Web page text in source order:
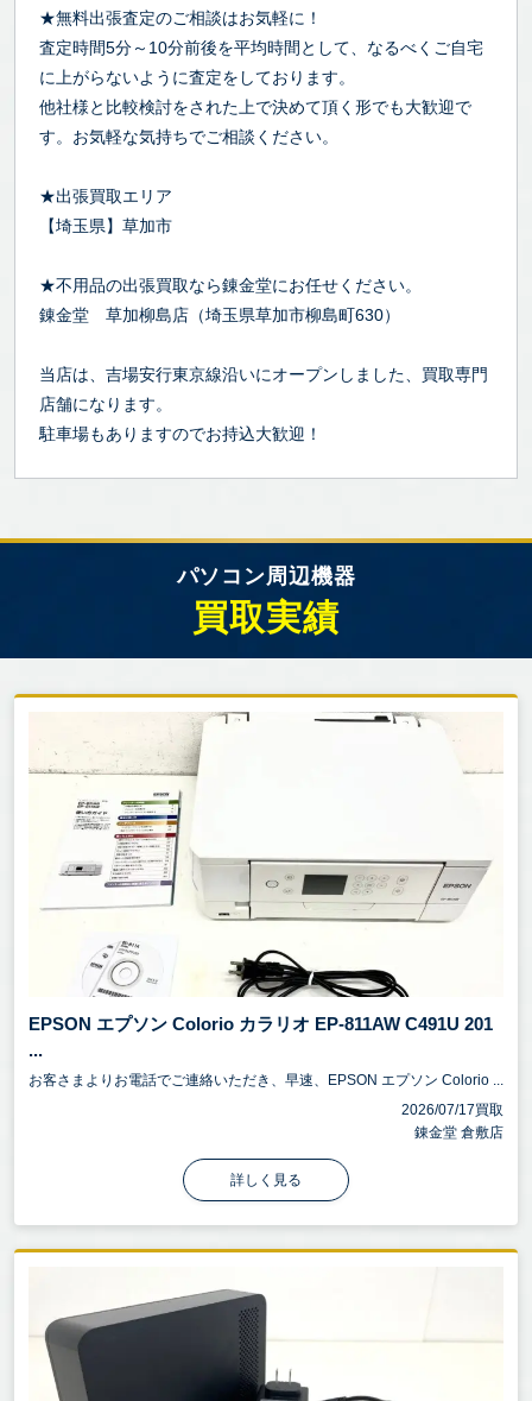
★無料出張査定のご相談はお気軽に！
査定時間5分～10分前後を平均時間として、なるべくご自宅
に上がらないように査定をしております。
他社様と比較検討をされた上で決めて頂く形でも大歓迎で
す。お気軽な気持ちでご相談ください。
★出張買取エリア
【埼玉県】草加市
★不用品の出張買取なら錬金堂にお任せください。
錬金堂 草加柳島店（埼玉県草加市柳島町630）
当店は、吉場安行東京線沿いにオープンしました、買取専門
店舗になります。
駐車場もありますのでお持込大歓迎！
パソコン周辺機器
買取実績
EPSON エプソン Colorio カラリオ EP-811AW C491U 201
...
お客さまよりお電話でご連絡いただき、早速、EPSON エプソン Colorio ...
2026/07/17買取
錬金堂 倉敷店
詳しく見る